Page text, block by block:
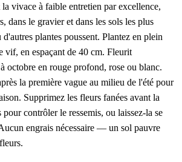
vivace à faible entretien par excellence,
dans le gravier et dans les sols les plus
d'autres plantes poussent. Plantez en plein
vif, en espaçant de 40 cm. Fleurit
octobre en rouge profond, rose ou blanc.
la première vague au milieu de l'été pour
Supprimez les fleurs fanées avant la
contrôler le ressemis, ou laissez-la se
engrais nécessaire — un sol pauvre